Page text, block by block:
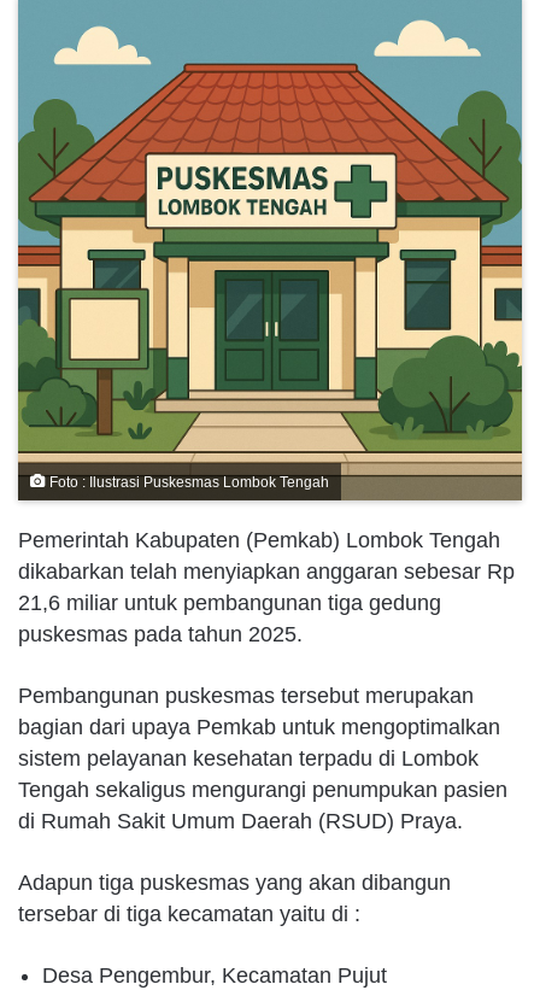
Foto : Ilustrasi Puskesmas Lombok Tengah
Pemerintah Kabupaten (Pemkab) Lombok Tengah
dikabarkan telah menyiapkan anggaran sebesar Rp
21,6 miliar untuk pembangunan tiga gedung
puskesmas pada tahun 2025.
Pembangunan puskesmas tersebut merupakan
bagian dari upaya Pemkab untuk mengoptimalkan
sistem pelayanan kesehatan terpadu di Lombok
Tengah sekaligus mengurangi penumpukan pasien
di Rumah Sakit Umum Daerah (RSUD) Praya.
Adapun tiga puskesmas yang akan dibangun
tersebar di tiga kecamatan yaitu di :
Desa Pengembur, Kecamatan Pujut